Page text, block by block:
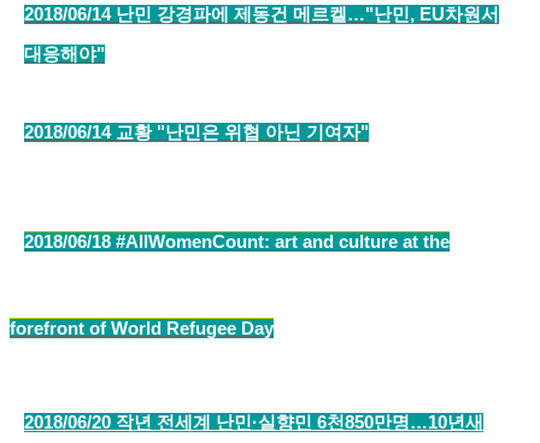
2018/06/14 난민 강경파에 제동건 메르켈…"난민, EU차원서
대응해야"
2018/06/14 교황 "난민은 위협 아닌 기여자"
2018/06/18 8#AllWomenCount: art and culture at the
forefront of World Refugee Day
2018/06/20 작년 전세계 난민·실향민 6천850만명…10년새